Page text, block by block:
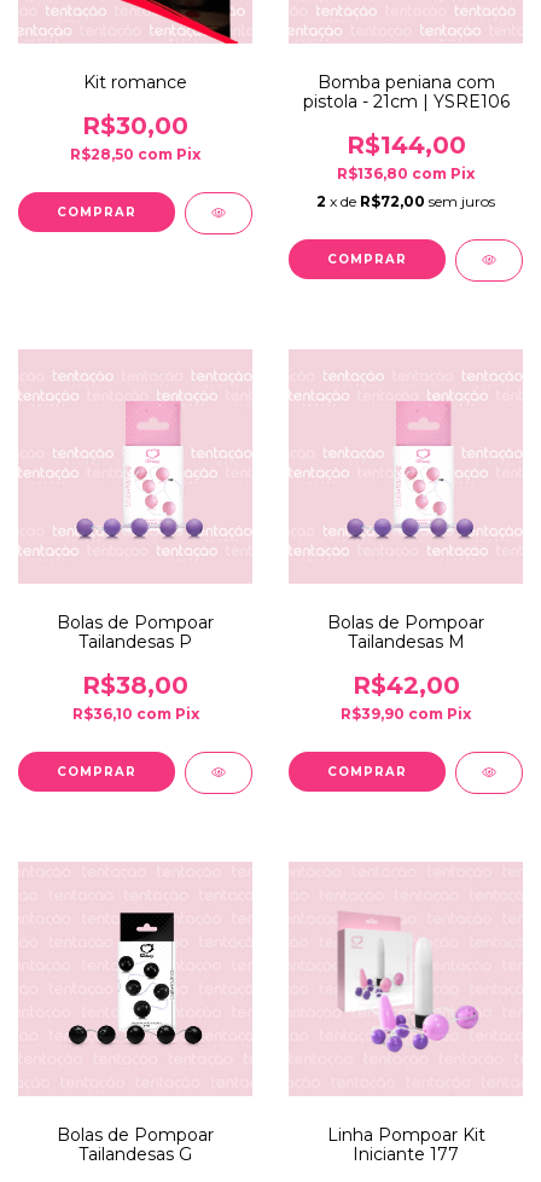
Kit romance
R$30,00
R$28,50 com Pix
Bomba peniana com
pistola - 21cm | YSRE106
R$144,00
R$136,80 com Pix
2 x de R$72,00 sem juros
Bolas de Pompoar
Tailandesas P
R$38,00
R$36,10 com Pix
Bolas de Pompoar
Tailandesas M
R$42,00
R$39,90 com Pix
Bolas de Pompoar
Tailandesas G
Linha Pompoar Kit
Iniciante 177